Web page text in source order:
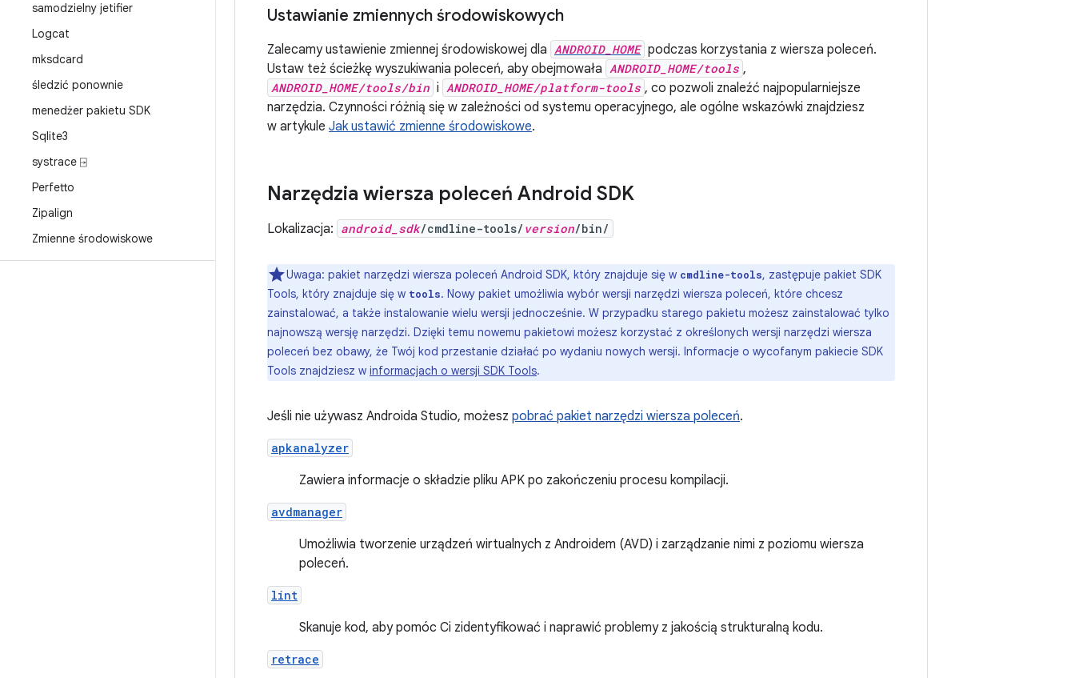
samodzielny jetifier
Logcat
mksdcard
śledzić ponownie
menedżer pakietu SDK
Sqlite3
systrace ⍈
Perfetto
Zipalign
Zmienne środowiskowe
Ustawianie zmiennych środowiskowych
Zalecamy ustawienie zmiennej środowiskowej dla ANDROID_HOME podczas korzystania z wiersza poleceń.
Ustaw też ścieżkę wyszukiwania poleceń, aby obejmowała ANDROID_HOME/tools ,
ANDROID_HOME/tools/bin i ANDROID_HOME/platform-tools , co pozwoli znaleźć najpopularniejsze
narzędzia. Czynności różnią się w zależności od systemu operacyjnego, ale ogólne wskazówki znajdziesz
w artykule Jak ustawić zmienne środowiskowe.
Narzędzia wiersza poleceń Android SDK
Lokalizacja: android_sdk/cmdline-tools/ version/bin/
Uwaga: pakiet narzędzi wiersza poleceń Android SDK, który znajduje się w cmdline-tools, zastępuje pakiet SDK
Tools, który znajduje się w tools. Nowy pakiet umożliwia wybór wersji narzędzi wiersza poleceń, które chcesz
zainstalować, a także instalowanie wielu wersji jednocześnie. W przypadku starego pakietu możesz zainstalować tylko
najnowszą wersję narzędzi. Dzięki temu nowemu pakietowi możesz korzystać z określonych wersji narzędzi wiersza
poleceń bez obawy, że Twój kod przestanie działać po wydaniu nowych wersji. Informacje o wycofanym pakiecie SDK
Tools znajdziesz w informacjach o wersji SDK Tools.
Jeśli nie używasz Androida Studio, możesz pobrać pakiet narzędzi wiersza poleceń.
apkanalyzer
Zawiera informacje o składzie pliku APK po zakończeniu procesu kompilacji.
avdmanager
Umożliwia tworzenie urządzeń wirtualnych z Androidem (AVD) i zarządzanie nimi z poziomu wiersza
poleceń.
lint
Skanuje kod, aby pomóc Ci zidentyfikować i naprawić problemy z jakością strukturalną kodu.
retrace